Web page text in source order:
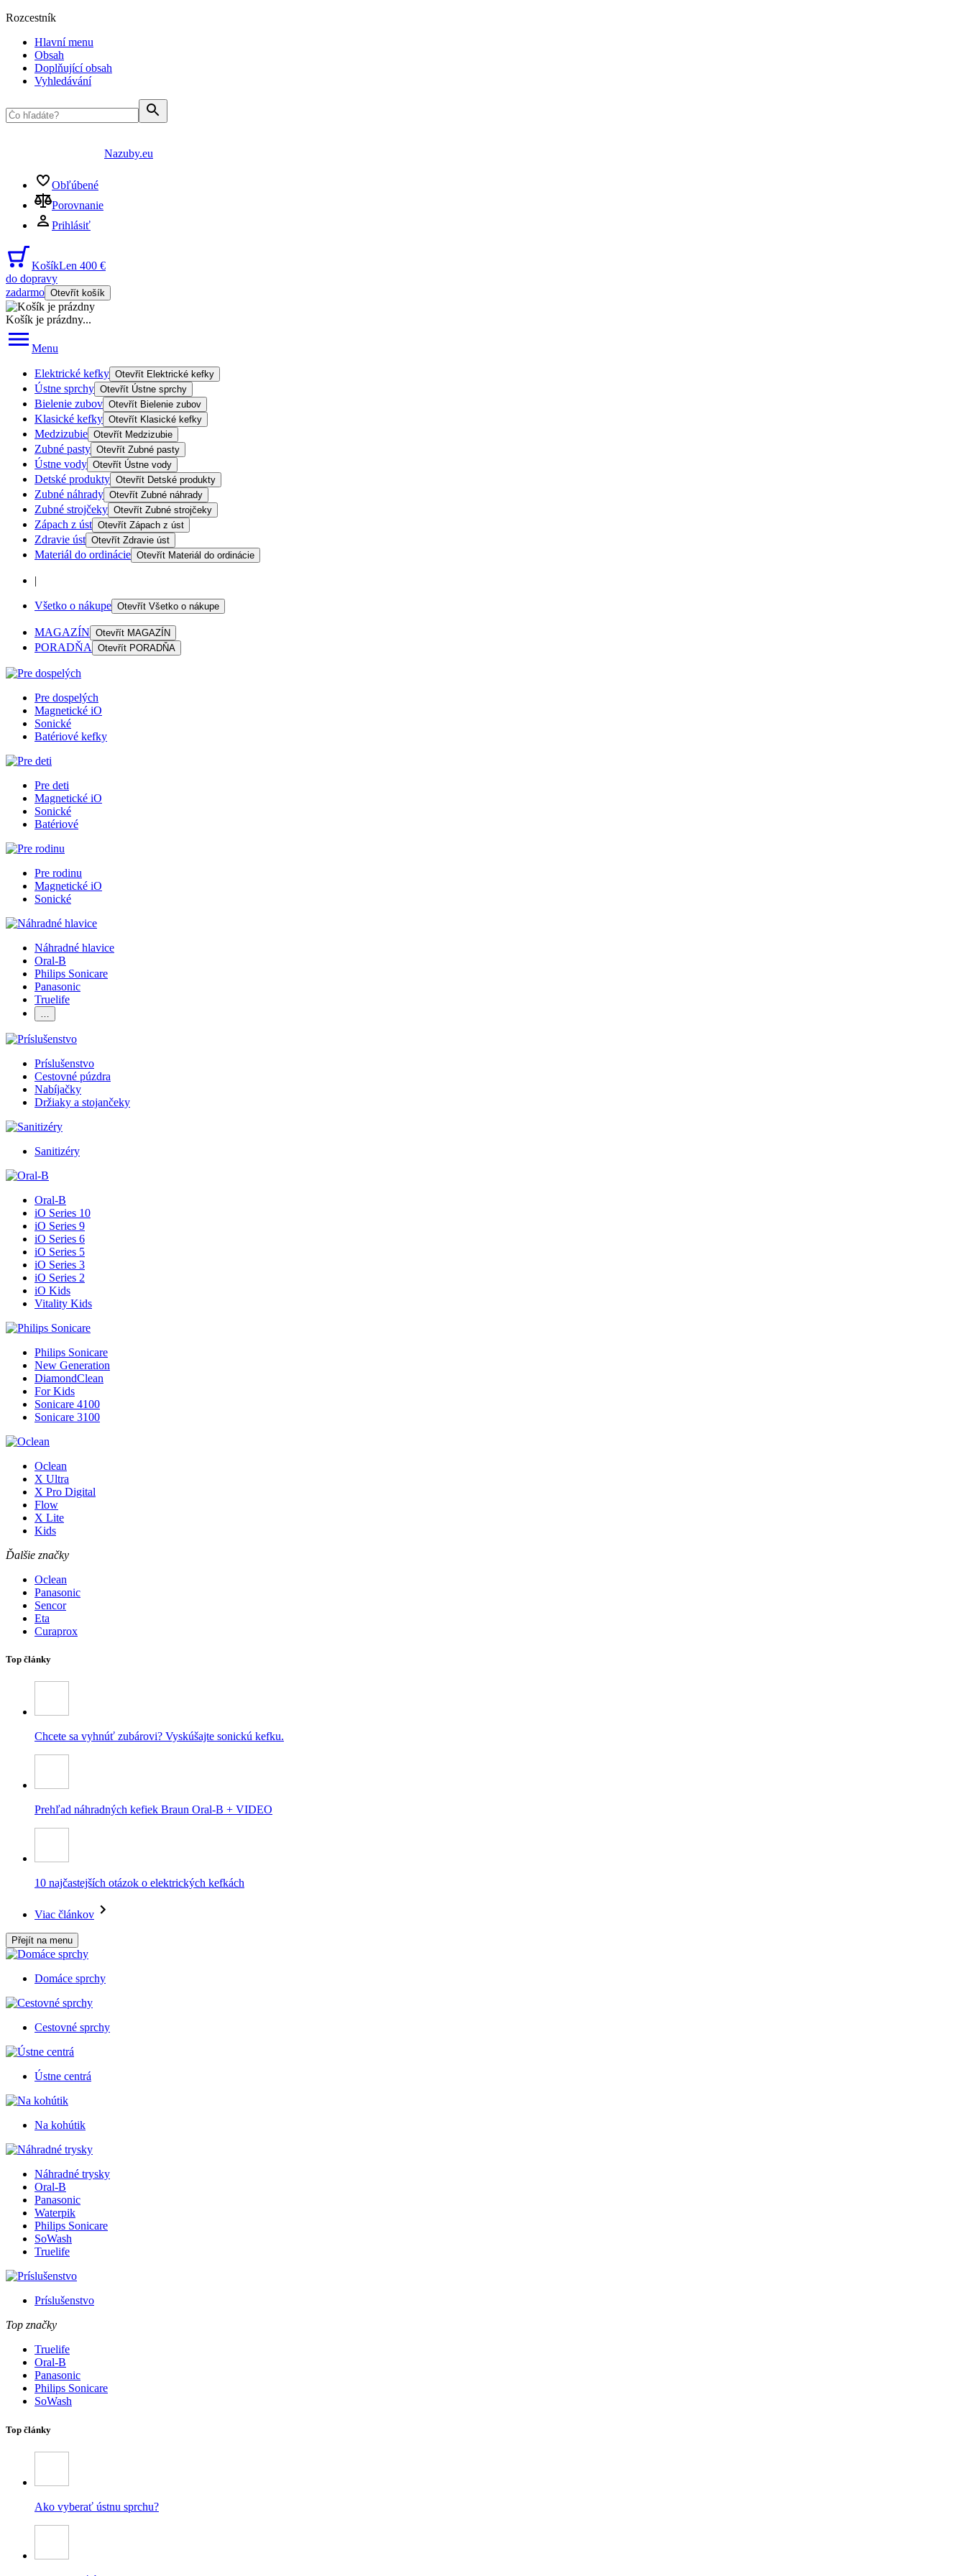
Rozcestník
Hlavní menu
Obsah
Doplňující obsah
Vyhledávání
Nazuby.eu
Obľúbené
Porovnanie
Prihlásiť
KošíkLen 400 €
do dopravy
zadarmo Otevřít košík
Košík je prázdny...
Menu
Elektrické kefky Otevřít Elektrické kefky
Ústne sprchy Otevřít Ústne sprchy
Bielenie zubov Otevřít Bielenie zubov
Klasické kefky Otevřít Klasické kefky
Medzizubie Otevřít Medzizubie
Zubné pasty Otevřít Zubné pasty
Ústne vody Otevřít Ústne vody
Detské produkty Otevřít Detské produkty
Zubné náhrady Otevřít Zubné náhrady
Zubné strojčeky Otevřít Zubné strojčeky
Zápach z úst Otevřít Zápach z úst
Zdravie úst Otevřít Zdravie úst
Materiál do ordinácie Otevřít Materiál do ordinácie
|
Všetko o nákupe Otevřít Všetko o nákupe
MAGAZÍN Otevřít MAGAZÍN
PORADŇA Otevřít PORADŇA
Pre dospelých
Magnetické iO
Sonické
Batériové kefky
Pre deti
Magnetické iO
Sonické
Batériové
Pre rodinu
Magnetické iO
Sonické
Náhradné hlavice
Oral-B
Philips Sonicare
Panasonic
Truelife
…
Príslušenstvo
Cestovné púzdra
Nabíjačky
Držiaky a stojančeky
Sanitizéry
Oral-B
iO Series 10
iO Series 9
iO Series 6
iO Series 5
iO Series 3
iO Series 2
iO Kids
Vitality Kids
Philips Sonicare
New Generation
DiamondClean
For Kids
Sonicare 4100
Sonicare 3100
Oclean
X Ultra
X Pro Digital
Flow
X Lite
Kids
Ďalšie značky
Oclean
Panasonic
Sencor
Eta
Curaprox
Top články
Chcete sa vyhnúť zubárovi? Vyskúšajte sonickú kefku.
Prehľad náhradných kefiek Braun Oral-B + VIDEO
10 najčastejších otázok o elektrických kefkách
Viac článkov
Přejít na menu
Domáce sprchy
Cestovné sprchy
Ústne centrá
Na kohútik
Náhradné trysky
Oral-B
Panasonic
Waterpik
Philips Sonicare
SoWash
Truelife
Príslušenstvo
Top značky
Truelife
Oral-B
Panasonic
Philips Sonicare
SoWash
Top články
Ako vyberať ústnu sprchu?